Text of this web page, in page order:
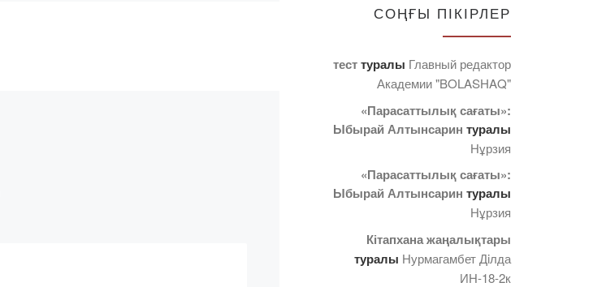
студенттерді «Клуб
Модель ООН» ғылыми
үйірмесінің жұмысымен
таныстыру. Ибрагимова
Моделі клубының»
жетекшісі болып
табылады. Ол […]
СОҢҒЫ ПІКІРЛЕР
тесттуралы Главный редактор
Академии "BOLASHAQ"
«Парасаттылық сағаты»:
Ыбырай Алтынсарин туралы
Нұрзия
«Парасаттылық сағаты»:
Ыбырай Алтынсарин туралы
Нұрзия
Кітапхана жаңалықтары
туралы Нурмагамбет Дiлда
ИН-18-2к